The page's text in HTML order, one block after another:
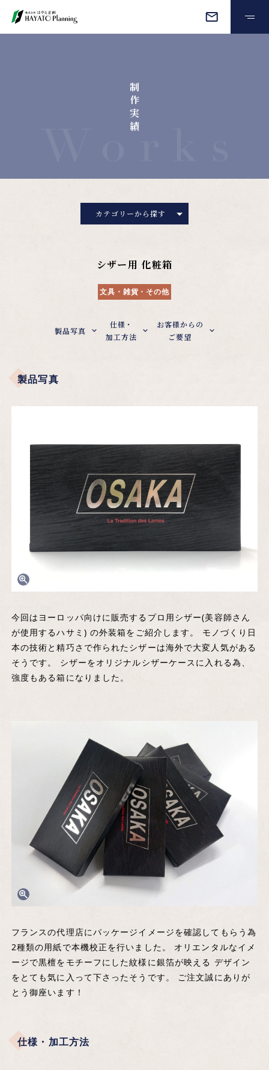
制
作
実
績
カテゴリーから探す
シザー用 化粧箱
文具・雑貨・その他
製品写真
仕様・
加工方法
お客様からの
ご要望
製品写真
今回はヨーロッパ向けに販売するプロ用シザー(美容師さん
が使用するハサミ) の外装箱をご紹介します。 モノづくり日
本の技術と精巧さで作られたシザーは海外で大変人気がある
そうです。 シザーをオリジナルシザーケースに入れる為、
強度もある箱になりました。
フランスの代理店にパッケージイメージを確認してもらう為
2種類の用紙で本機校正を行いました。 オリエンタルなイメ
ージで黒檀をモチーフにした紋様に銀箔が映える デザイン
をとても気に入って下さったそうです。 ご注文誠にありが
とう御座います！
仕様・加工方法
制作実績
会社情報
お見積もり・ご相談